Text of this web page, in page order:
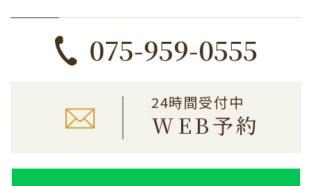
075-959-0555
24時間受付中
WEB予約